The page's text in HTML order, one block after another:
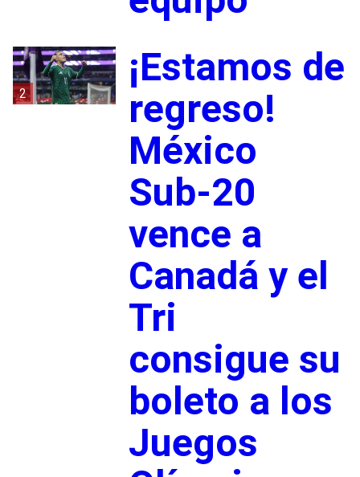
2
¡Estamos de
regreso!
México
Sub-20
vence a
Canadá y el
Tri
consigue su
boleto a los
Juegos